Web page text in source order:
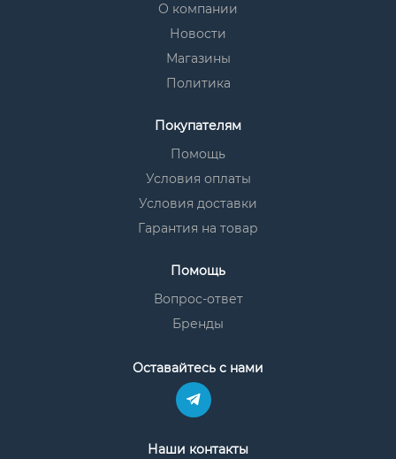
О компании
Новости
Магазины
Политика
Покупателям
Помощь
Условия оплаты
Условия доставки
Гарантия на товар
Помощь
Вопрос-ответ
Бренды
Оставайтесь с нами
Наши контакты